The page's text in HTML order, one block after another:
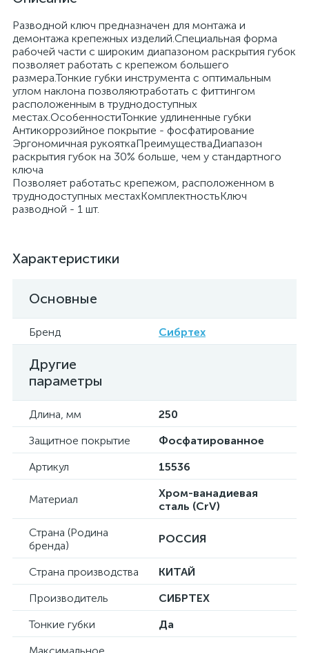
Разводной ключ предназначен для монтажа и
демонтажа крепежных изделий.Специальная форма
рабочей части с широким диапазоном раскрытия губок
позволяет работать с крепежом большего
размера.Тонкие губки инструмента с оптимальным
углом наклона позволяютработать с фиттингом
расположенным в труднодоступных
местах.ОсобенностиТонкие удлиненные губки
Антикоррозийное покрытие - фосфатирование
Эргономичная рукояткаПреимуществаДиапазон
раскрытия губок на 30% больше, чем у стандартного
ключа
Позволяет работатьс крепежом, расположенном в
труднодоступных местахКомплектностьКлюч
разводной - 1 шт.
Характеристики
Основные
Бренд Сибртех
Другие
параметры
Длина, мм
250
Защитное покрытие
Фосфатированное
Артикул
15536
Материал
Хром-ванадиевая
сталь (CrV)
Страна (Родина
бренда)
РОССИЯ
Страна производства
КИТАЙ
Производитель
СИБРТЕХ
Тонкие губки
Да